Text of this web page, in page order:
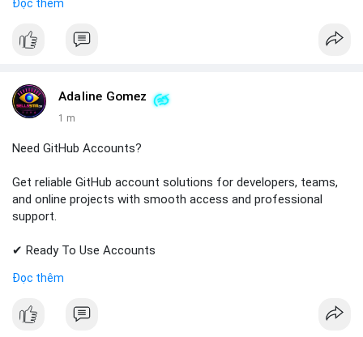
✔ Trusted Customer Support
📱 WhatsApp: +1 (681) 549-2683
#gmail #googleaccount #emailsolutions
#sellssmm
Đọc thêm
Adaline Gomez
1 m
Need GitHub Accounts?
Get reliable GitHub account solutions for developers, teams,
and online projects with smooth access and professional
support.
✔ Ready To Use Accounts
✔ Trusted Customer Support
📱 WhatsApp: +1 (681) 549-2683
Đọc thêm